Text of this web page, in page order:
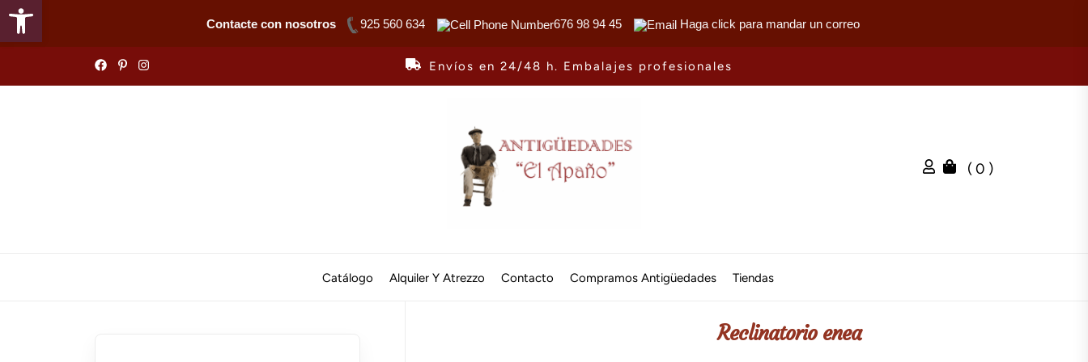
Abrir barra de herramientas
Contacte con nosotros 925 560 634 676 98 94 45 Haga click para mandar un correo
Envíos en 24/48 h. Embalajes profesionales
El
( 0 )
Catálogo Alquiler Y Atrezzo Contacto Compramos Antigüedades Tiendas
Reclinatorio enea